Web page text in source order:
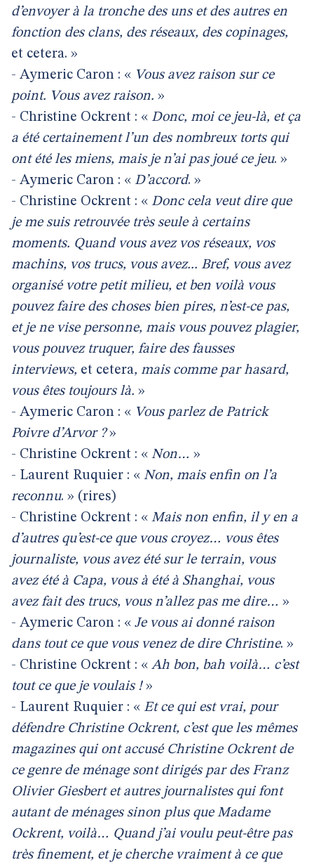
d’envoyer à la tronche des uns et des autres en
fonction des clans, des réseaux, des copinages,
et cetera. »
- Aymeric Caron : « Vous avez raison sur ce
point. Vous avez raison. »
- Christine Ockrent : « Donc, moi ce jeu-là, et ça
a été certainement l’un des nombreux torts qui
ont été les miens, mais je n’ai pas joué ce jeu. »
- Aymeric Caron : « D’accord. »
- Christine Ockrent : « Donc cela veut dire que
je me suis retrouvée très seule à certains
moments. Quand vous avez vos réseaux, vos
machins, vos trucs, vous avez... Bref, vous avez
organisé votre petit milieu, et ben voilà vous
pouvez faire des choses bien pires, n’est-ce pas,
et je ne vise personne, mais vous pouvez plagier,
vous pouvez truquer, faire des fausses
interviews, et cetera, mais comme par hasard,
vous êtes toujours là. »
- Aymeric Caron : « Vous parlez de Patrick
Poivre d’Arvor ?»
- Christine Ockrent : « Non… »
- Laurent Ruquier : « Non, mais enfin on l’a
reconnu. » (rires)
- Christine Ockrent : « Mais non enfin, il y en a
d’autres qu’est-ce que vous croyez… vous êtes
journaliste, vous avez été sur le terrain, vous
avez été à Capa, vous à été à Shanghai, vous
avez fait des trucs, vous n’allez pas me dire… »
- Aymeric Caron : « Je vous ai donné raison
dans tout ce que vous venez de dire Christine. »
- Christine Ockrent : « Ah bon, bah voilà… c’est
tout ce que je voulais !»
- Laurent Ruquier : « Et ce qui est vrai, pour
défendre Christine Ockrent, c’est que les mêmes
magazines qui ont accusé Christine Ockrent de
ce genre de ménage sont dirigés par des Franz
Olivier Giesbert et autres journalistes qui font
autant de ménages sinon plus que Madame
Ockrent, voilà… Quand j’ai voulu peut-être pas
très finement, et je cherche vraiment à ce que